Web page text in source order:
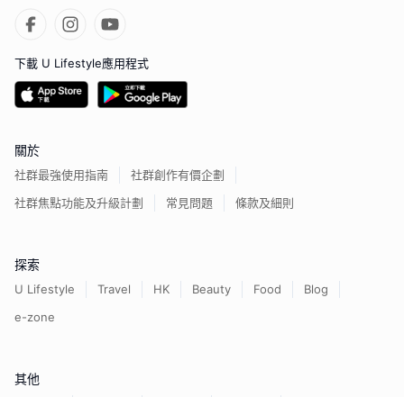
下載 U Lifestyle應用程式
關於
社群最強使用指南
社群創作有價企劃
社群焦點功能及升級計劃
常見問題 條款及細則
探索
U Lifestyle Travel HK Beauty Food
Blog
e-zone
其他